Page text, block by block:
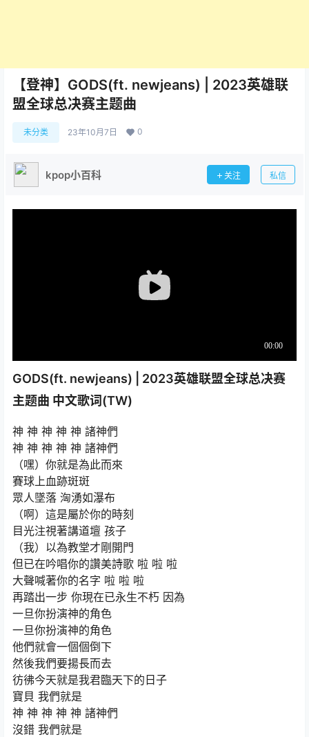
【登神】GODS(ft. newjeans) | 2023英雄联
盟全球总决赛主题曲
未分类 23年10月7日 0
kpop小百科 关注 私信
GODS(ft. newjeans) | 2023英雄联盟全球总决赛
主题曲 中文歌词(TW)
神 神 神 神 神 諸神們
神 神 神 神 神 諸神們
（嘿）你就是為此而來
賽球上血跡斑斑
眾人墜落 洶湧如瀑布
（啊）這是屬於你的時刻
目光注視著講道壇 孩子
（我）以為教堂才剛開門
但已在吟唱你的讚美詩歌 啦 啦 啦
大聲喊著你的名字 啦 啦 啦
再踏出一步 你現在已永生不朽 因為
一旦你扮演神的角色
一旦你扮演神的角色
他們就會一個個倒下
然後我們要揚長而去
彷彿今天就是我君臨天下的日子
寶貝 我們就是
神 神 神 神 神 諸神們
沒錯 我們就是